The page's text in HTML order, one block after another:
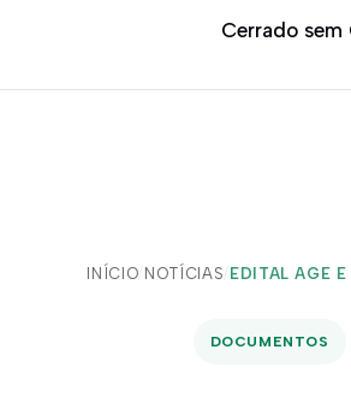
Cerrado sem
INÍCIO/ NOTÍCIAS/ EDITAL AGE
DOCUMENTOS